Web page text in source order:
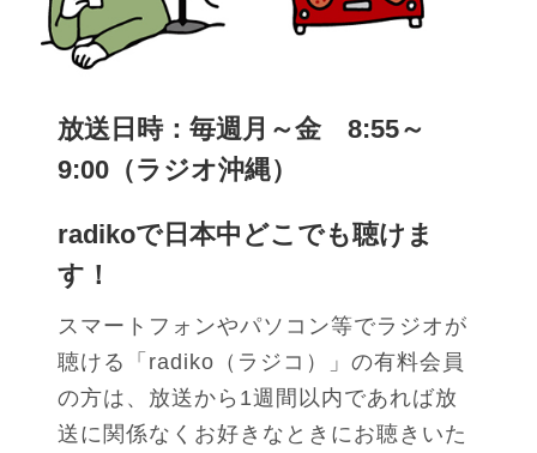
放送日時：毎週月～金 8:55～
9:00 （ラジオ沖縄）
radikoで日本中どこでも聴けま
す！
スマートフォンやパソコン等でラジオが
聴ける「radiko（ラジコ）」の有料会員
の方は、放送から1週間以内であれば放
送に関係なくお好きなときにお聴きいた